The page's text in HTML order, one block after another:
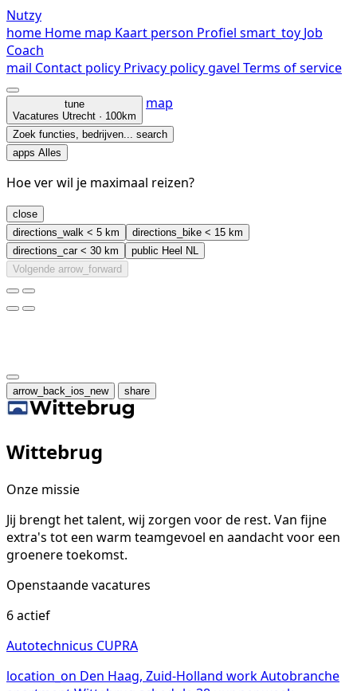
Nutzy
home Home map Kaart person Profiel smart_toy Job
Coach
mail Contact policy Privacy policygavel Terms of service
tune
Vacatures Utrecht · 100km
map
Zoek functies, bedrijven... search
apps Alles
Hoe ver wil je maximaal reizen?
close
directions_walk < 5 km directions_bike < 15 km
directions_car< 30 km public Heel NL
Volgende arrow_forward
arrow_back_ios_new share
Wittebrug
Onze missie
Jij brengt het talent, wij zorgen voor de rest. Van fijne
extra's tot een warm teamgevoel en aandacht voor een
groenere toekomst.
Openstaande vacatures
6 actief
Autotechnicus CUPRA
location_on Den Haag, Zuid-Holland workAutobranche